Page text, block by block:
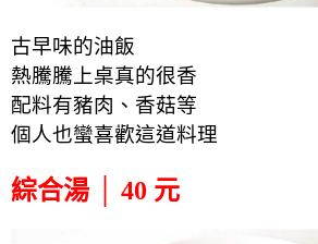
古早味的油飯
熱騰騰上桌真的很香
配料有豬肉、香菇等
個人也蠻喜歡這道料理
綜合湯 │ 40 元